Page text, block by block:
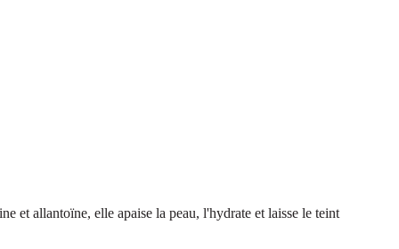
et allantoïne, elle apaise la peau, l'hydrate et laisse le teint